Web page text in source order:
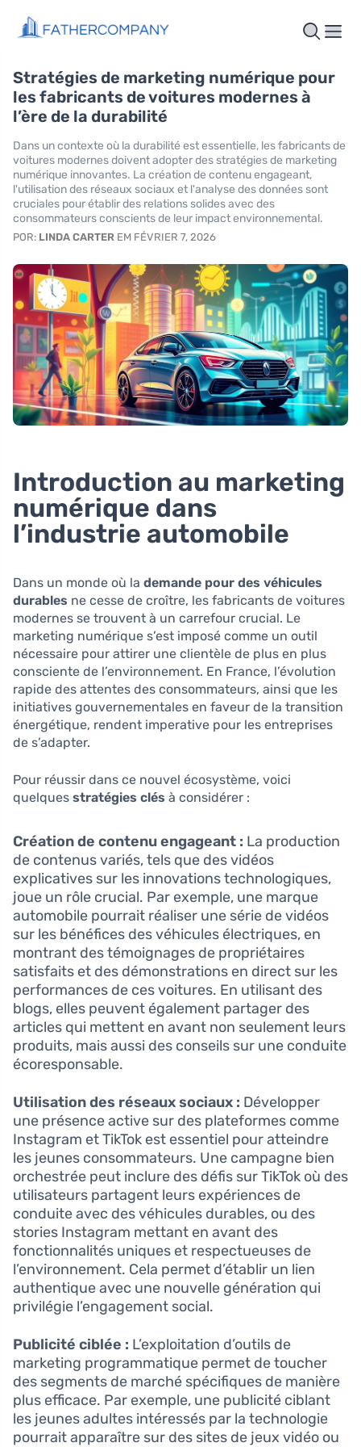
Stratégies de marketing numérique pour
les fabricants de voitures modernes à
l’ère de la durabilité
Dans un contexte où la durabilité est essentielle, les fabricants de
voitures modernes doivent adopter des stratégies de marketing
numérique innovantes. La création de contenu engageant,
l'utilisation des réseaux sociaux et l'analyse des données sont
cruciales pour établir des relations solides avec des
consommateurs conscients de leur impact environnemental.
POR: LINDA CARTER EM FÉVRIER 7, 2026
Introduction au marketing
numérique dans
l’industrie automobile
Dans un monde où la demande pour des véhicules
durables ne cesse de croître, les fabricants de voitures
modernes se trouvent à un carrefour crucial. Le
marketing numérique s’est imposé comme un outil
nécessaire pour attirer une clientèle de plus en plus
consciente de l’environnement. En France, l’évolution
rapide des attentes des consommateurs, ainsi que les
initiatives gouvernementales en faveur de la transition
énergétique, rendent imperative pour les entreprises
de s’adapter.
Pour réussir dans ce nouvel écosystème, voici
quelques stratégies clés à considérer :
Création de contenu engageant : La production
de contenus variés, tels que des vidéos
explicatives sur les innovations technologiques,
joue un rôle crucial. Par exemple, une marque
automobile pourrait réaliser une série de vidéos
sur les bénéfices des véhicules électriques, en
montrant des témoignages de propriétaires
satisfaits et des démonstrations en direct sur les
performances de ces voitures. En utilisant des
blogs, elles peuvent également partager des
articles qui mettent en avant non seulement leurs
produits, mais aussi des conseils sur une conduite
écoresponsable.
Utilisation des réseaux sociaux : Développer
une présence active sur des plateformes comme
Instagram et TikTok est essentiel pour atteindre
les jeunes consommateurs. Une campagne bien
orchestrée peut inclure des défis sur TikTok où des
utilisateurs partagent leurs expériences de
conduite avec des véhicules durables, ou des
stories Instagram mettant en avant des
fonctionnalités uniques et respectueuses de
l’environnement. Cela permet d’établir un lien
authentique avec une nouvelle génération qui
privilégie l’engagement social.
Publicité ciblée : L’exploitation d’outils de
marketing programmatique permet de toucher
des segments de marché spécifiques de manière
plus efficace. Par exemple, une publicité ciblant
les jeunes adultes intéressés par la technologie
pourrait apparaître sur des sites de jeux vidéo ou